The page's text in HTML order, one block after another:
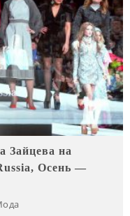
Зайцева на
Осень —